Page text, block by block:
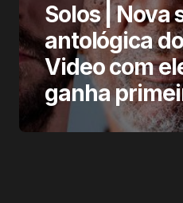
Solos | Nova
antológica
Video com
ganha